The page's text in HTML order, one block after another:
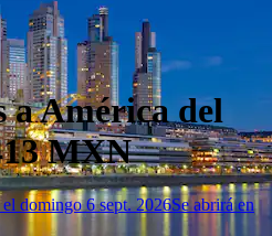
a América del
MXN
domingo 6 sept. 2026Se abrirá en